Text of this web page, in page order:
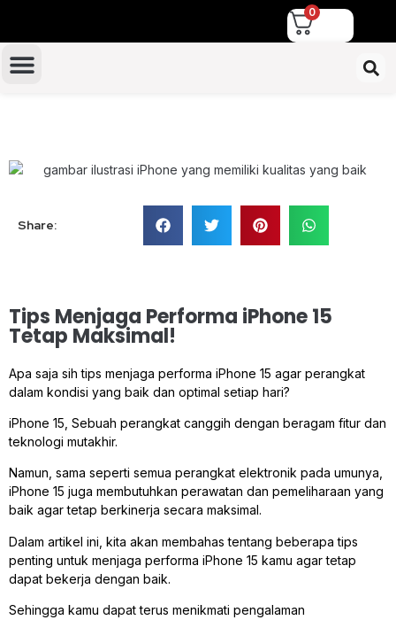
0
Share:
Tips Menjaga Performa iPhone 15
Tetap Maksimal!
Apa saja sih tips menjaga performa iPhone 15 agar perangkat
dalam kondisi yang baik dan optimal setiap hari?
iPhone 15, Sebuah perangkat canggih dengan beragam fitur dan
teknologi mutakhir.
Namun, sama seperti semua perangkat elektronik pada umunya,
iPhone 15 juga membutuhkan perawatan dan pemeliharaan yang
baik agar tetap berkinerja secara maksimal.
Dalam artikel ini, kita akan membahas tentang beberapa tips
penting untuk menjaga performa iPhone 15 kamu agar tetap
dapat bekerja dengan baik.
Sehingga kamu dapat terus menikmati pengalaman